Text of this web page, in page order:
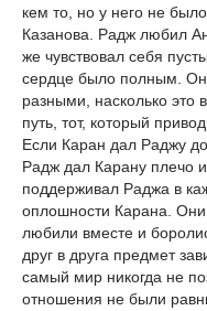
кем то, но у него не
Казанова. Радж любил
же чувствовал себя
сердце было полным.
разными, насколько
путь, тот, который
Если Каран дал Раджу
Радж дал Карану плечо
поддерживал Раджа в
оплошности Карана. Они
любили вместе и
друг в друга предмет
самый мир никогда не
отношения не были